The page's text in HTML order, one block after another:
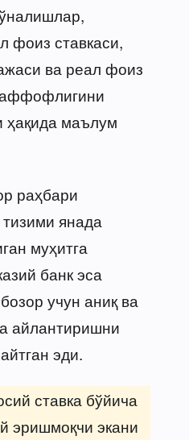
фоиз ставкаси,
ва реал фоиз
маълум
раҳбари
янада
муҳитга
банк эса
учун аниқ ва
айлантиришни
эди.
ставка бўйича
эришмоқчи экани